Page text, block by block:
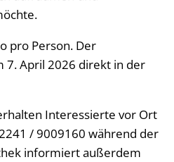
pro Person. Der
7. April 2026 direkt in der
Interessierte vor Ort
/ 9009160 während der
informiert außerdem